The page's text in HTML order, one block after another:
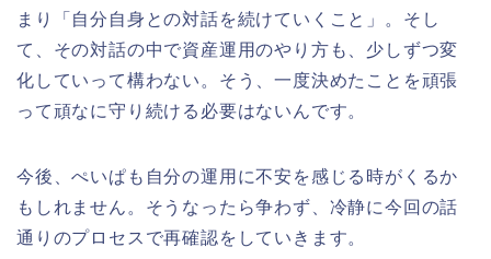
まり「自分自身との対話を続けていくこと」。そし
て、その対話の中で資産運用のやり方も、少しずつ変
化していって構わない。そう、一度決めたことを頑張
って頑なに守り続ける必要はないんです。
今後、ぺいぱも自分の運用に不安を感じる時がくるか
もしれません。そうなったら争わず、冷静に今回の話
通りのプロセスで再確認をしていきます。